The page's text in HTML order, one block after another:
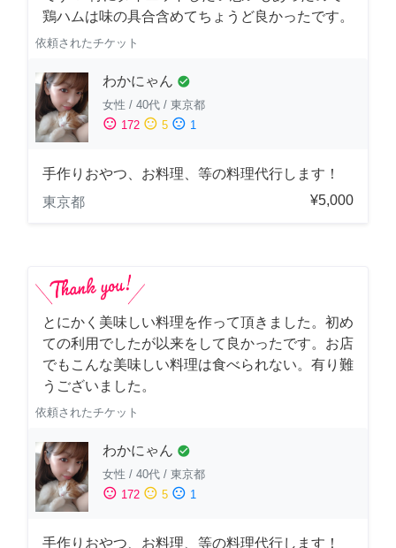
鶏ハムは味の具合含めてちょうど良かったです。
依頼されたチケット
わかにゃん check_circle
女性 / 40代 / 東京都
sentiment_satisfied 172 sentiment_neutral 5 sentiment_dissatisfied 1
手作りおやつ、お料理、等の料理代行します！
東京都
¥5,000
とにかく美味しい料理を作って頂きました。初め
ての利用でしたが以来をして良かったです。お店
でもこんな美味しい料理は食べられない。有り難
うございました。
依頼されたチケット
わかにゃん check_circle
女性 / 40代 / 東京都
sentiment_satisfied 172 sentiment_neutral 5 sentiment_dissatisfied 1
手作りおやつ、お料理、等の料理代行します！